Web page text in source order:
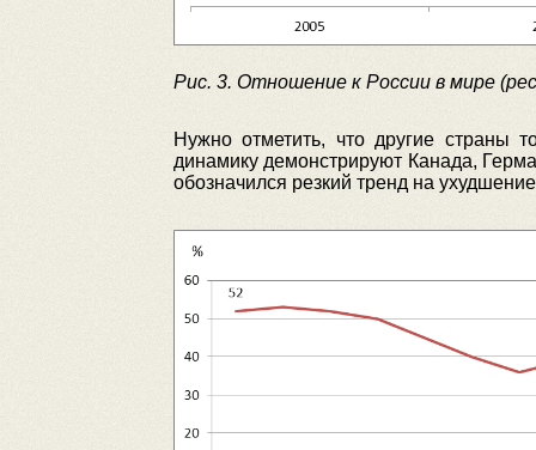
Рис. 3. Отношение к России в мире
Нужно отметить, что другие страны
динамику демонстрируют Канада,
обозначился резкий тренд на